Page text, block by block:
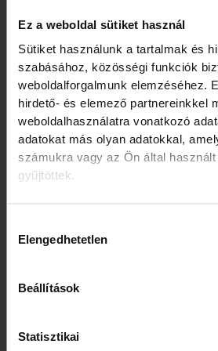
Ez a weboldal sütiket használ
Sütiket használunk a tartalmak és
szabásához, közösségi funkciók
weboldalforgalmunk elemzéséhez.
hirdető- és elemező partnereinkkel
weboldalhasználatra vonatkozó
adatokat más olyan adatokkal,
számukra vagy az Ön által
gyűjtöttek.
kiválasztása
Elengedhetetlen
Beállítások
Statisztikai
5 százalék alatti élelmiszer
rég teljesült, az üzletekben,
bekövetkezett áremelések
el” – mondja az OKSZ
Az OKSZ szerint az
intézkedés, amely átmeneti
egy nagyon is létező
hónap elteltével megszűnik,
volt, és minél később